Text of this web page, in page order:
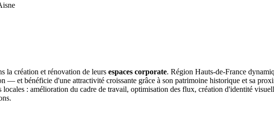
la création et rénovation de leurs espaces corporate. Région Hauts-de-France
— et bénéficie d'une attractivité croissante grâce à son patrimoine historique et sa
locales : amélioration du cadre de travail, optimisation des flux, création d'identité